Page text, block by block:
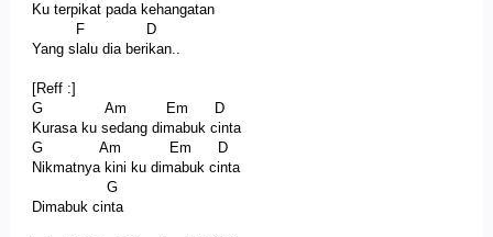
Ku terpikat pada kehangatan
F D
Yang slalu dia berikan..
[Reff :]
G Am Em D
Kurasa ku sedang dimabuk cinta
G Am Em D
Nikmatnya kini ku dimabuk cinta
G
Dimabuk cinta